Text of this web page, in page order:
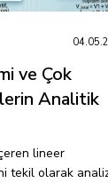
ve Çok
Analitik
lineer
tekil olarak